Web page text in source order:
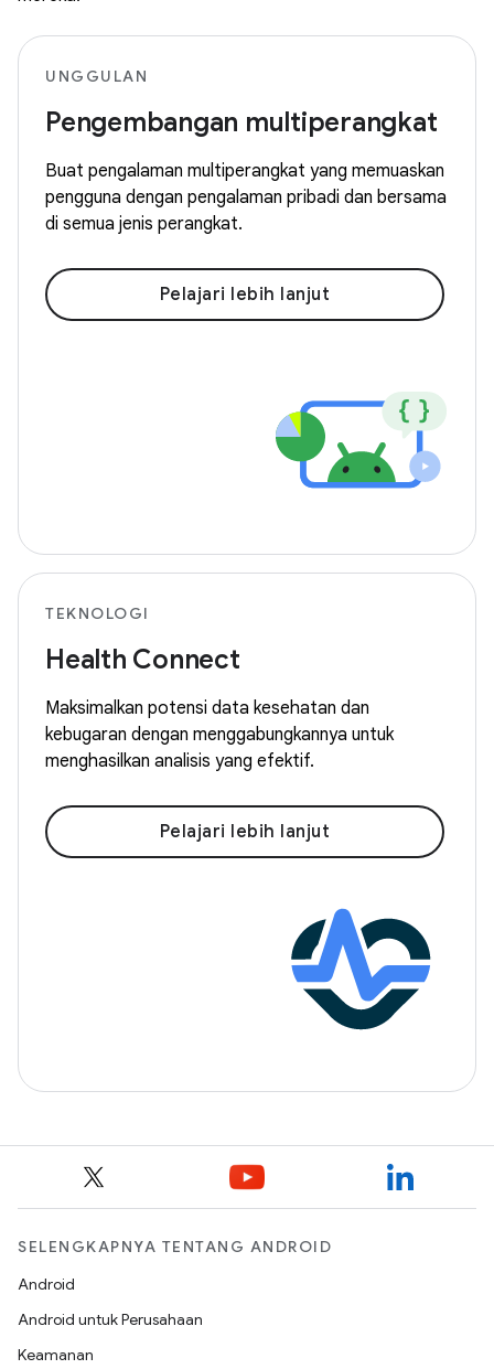
UNGGULAN
Pengembangan multiperangkat
Buat pengalaman multiperangkat yang memuaskan
pengguna dengan pengalaman pribadi dan bersama
di semua jenis perangkat.
Pelajari lebih lanjut
TEKNOLOGI
Health Connect
Maksimalkan potensi data kesehatan dan
kebugaran dengan menggabungkannya untuk
menghasilkan analisis yang efektif.
Pelajari lebih lanjut
SELENGKAPNYA TENTANG ANDROID
Android
Android untuk Perusahaan
Keamanan